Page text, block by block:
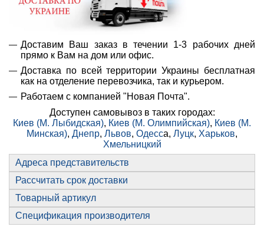
Доставим Ваш заказ в течении 1-3 рабочих дней
прямо к Вам на дом или офис.
Доставка по всей территории Украины бесплатная
как на отделение перевозчика, так и курьером.
Работаем с компанией "Новая Почта".
Доступен самовывоз в таких городах:
Киев (М. Лыбидская), Киев (М. Олимпийская), Киев (М.
Минская), Днепр, Львов, Одесса, Луцк, Харьков,
Хмельницкий
Адреса представительств
Рассчитать срок доставки
Товарный артикул
Спецификация производителя